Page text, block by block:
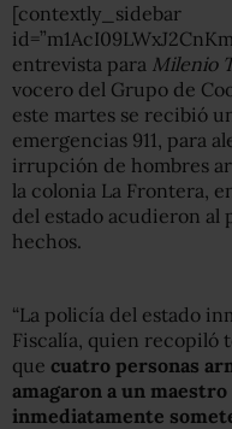
[contextly_sidebar
entrevista para Milenio
vocero del Grupo de
este martes se recibió
emergencias 911, para
irrupción de hombres
la colonia La Frontera,
del estado acudieron al
hechos.
“La policía del estado
Fiscalía, quien recopiló
que cuatro personas
amagaron a un
inmediatamente